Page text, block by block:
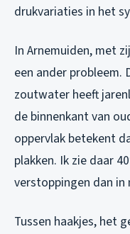
drukvariaties in het
In Arnemuiden, met
een ander probleem.
zoutwater heeft
de binnenkant van
oppervlak betekent
plakken. Ik zie daar
verstoppingen dan in
Tussen haakjes, het